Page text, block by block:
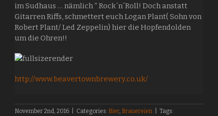
im Sudhaus … nämlich “ Rock´n´Roll! Doch anstatt
Gitarren Riffs, schmettert euch Logan Plant( Sohn von
Robert Plant/ Led Zeppelin) hier die Hopfendolden
um die Ohren!!
http://www.beavertownbrewery.co.uk/
November 2nd, 2016 Categories: Bier, Brauereien
Tags: